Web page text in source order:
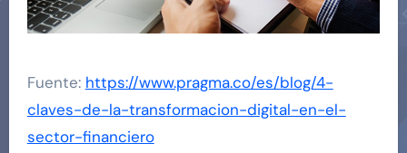
Fuente: https://www.pragma.co/es/blog/4-
claves-de-la-transformacion-digital-en-el-
sector-financiero